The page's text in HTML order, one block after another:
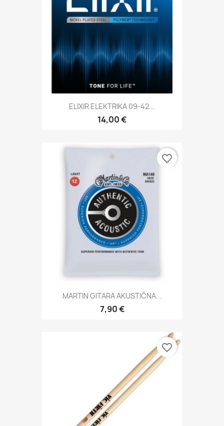
ELIXIR ELEKTRIKA 09-42...
14,00 €
MARTIN GITARA AKUSTIČNA...
7,90 €
favorite_border
favorite_border